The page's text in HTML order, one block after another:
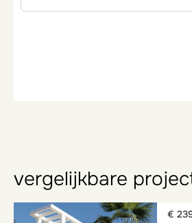
vergelijkbare
€